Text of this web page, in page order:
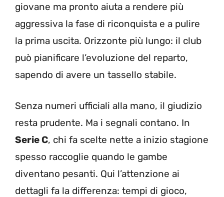
giovane ma pronto aiuta a rendere più
aggressiva la fase di riconquista e a pulire
la prima uscita. Orizzonte più lungo: il club
può pianificare l’evoluzione del reparto,
sapendo di avere un tassello stabile.
Senza numeri ufficiali alla mano, il giudizio
resta prudente. Ma i segnali contano. In
Serie C, chi fa scelte nette a inizio stagione
spesso raccoglie quando le gambe
diventano pesanti. Qui l’attenzione ai
dettagli fa la differenza: tempi di gioco,